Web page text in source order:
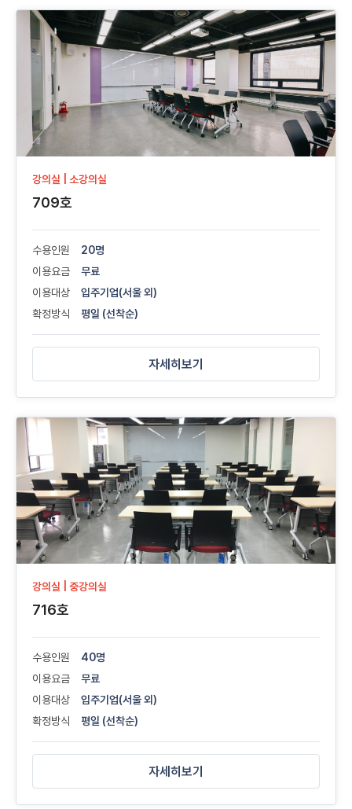
강의실 | 소강의실
709호
수용인원
20명
이용요금
무료
이용대상
입주기업(서울 외)
확정방식
평일 (선착순)
자세히보기
강의실 | 중강의실
716호
수용인원
40명
이용요금
무료
이용대상
입주기업(서울 외)
확정방식
평일 (선착순)
자세히보기